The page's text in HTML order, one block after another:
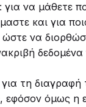
να μάθετε
και για
να
τη
εφόσον όμως η